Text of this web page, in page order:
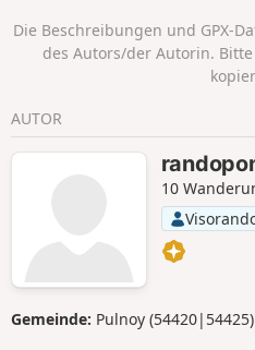
Die Beschreibungen und GPX-
des Autors/der Autorin.
AUTOR
10
Gemeinde: Pulnoy (54420|54425)